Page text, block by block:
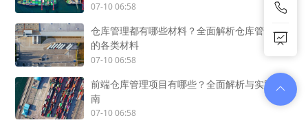
07-10 06:58
仓库管理都有哪些材料？全面解析仓库管理中
的各类材料
07-10 06:58
前端仓库管理项目有哪些？全面解析与实践指
南
07-10 06:58